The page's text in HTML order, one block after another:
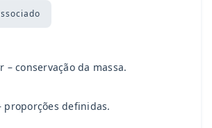
– conservação da massa.
proporções definidas.